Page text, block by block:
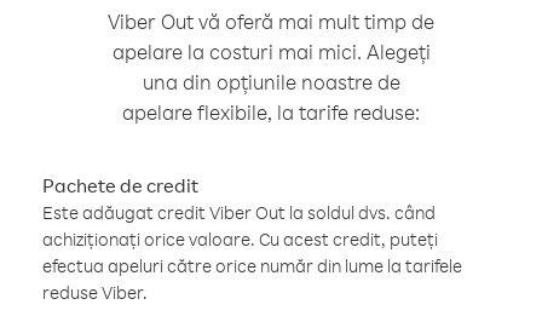
Viber Out vă oferă mai mult timp de
apelare la costuri mai mici. Alegeți
una din opțiunile noastre de
apelare flexibile, la tarife reduse:
Pachete de credit
Este adăugat credit Viber Out la soldul dvs. când
achiziționați orice valoare. Cu acest credit, puteți
efectua apeluri către orice număr din lume la tarifele
reduse Viber.